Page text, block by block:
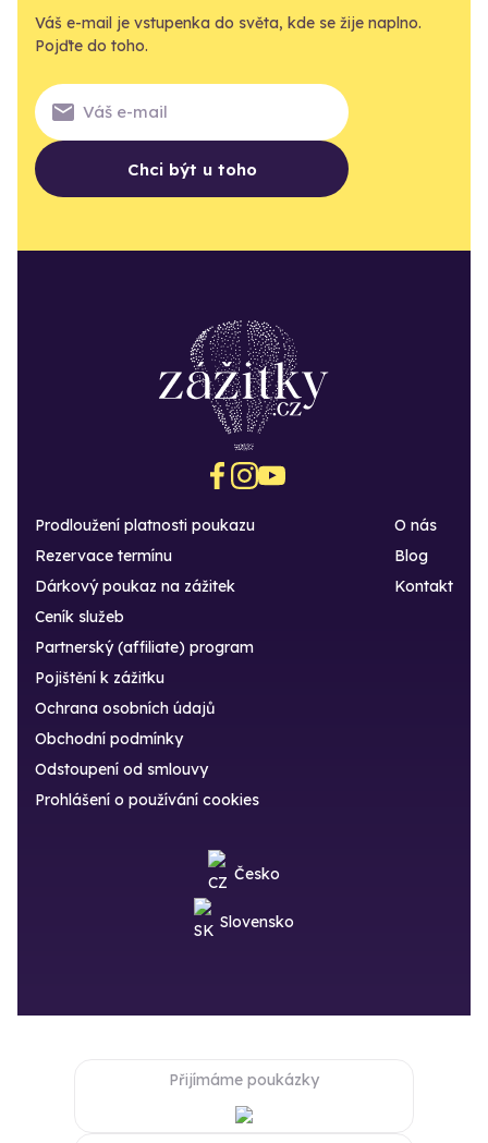
Váš e-mail je vstupenka do světa, kde se žije naplno.
Pojďte do toho.
Chci být u toho
Prodloužení platnosti poukazu
Rezervace termínu
Dárkový poukaz na zážitek
O nás
Blog
Kontakt
Ceník služeb
Partnerský (affiliate) program
Pojištění k zážitku
Ochrana osobních údajů
Obchodní podmínky
Odstoupení od smlouvy
Prohlášení o používání cookies
Česko
Slovensko
Přijímáme poukázky